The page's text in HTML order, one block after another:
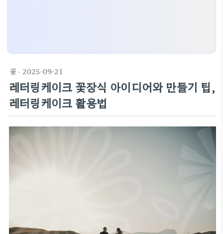
꽃 · 2025-09-21
레터링케이크 꽃장식 아이디어와 만들기 팁,
레터링케이크 활용법